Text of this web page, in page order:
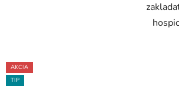
AKCIA
TIP